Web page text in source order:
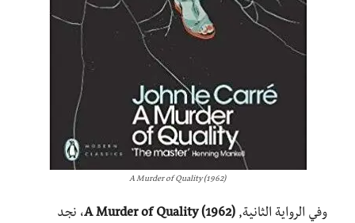
A Murder of Quality (1962)
وفي الرواية الثانية, A Murder of Quality (1962)، نجد